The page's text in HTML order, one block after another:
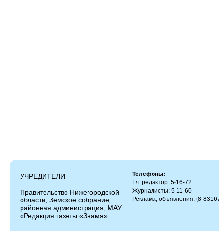
УЧРЕДИТЕЛИ:
Правительство Нижегородской
области, Земское собрание,
районная администрация, МАУ
«Редакция газеты «Знамя»
Телефоны:
Гл. редактор: 5-16-72
Журналисты: 5-11-60
Реклама, объявления: (8-